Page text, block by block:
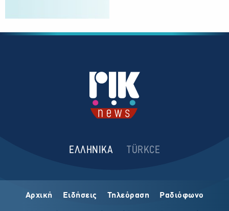
ΕΛΛΗΝΙΚΑ TÜRKCE
Αρχική Ειδήσεις Τηλεόραση Ραδιόφωνο